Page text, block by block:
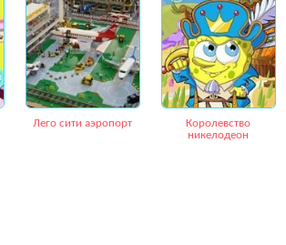
Лего сити аэропорт
Королевство
никелодеон